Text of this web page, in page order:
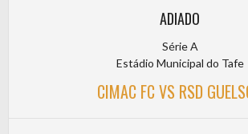
ADIADO
Série A
Estádio Municipal do Tafe
CIMAC FC VS RSD